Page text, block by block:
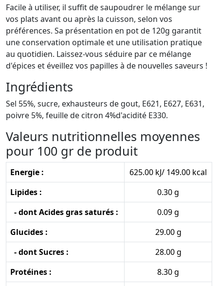
Facile à utiliser, il suffit de saupoudrer le mélange sur
vos plats avant ou après la cuisson, selon vos
préférences. Sa présentation en pot de 120g garantit
une conservation optimale et une utilisation pratique
au quotidien. Laissez-vous séduire par ce mélange
d'épices et éveillez vos papilles à de nouvelles saveurs !
Ingrédients
Sel 55%, sucre, exhausteurs de gout, E621, E627, E631,
poivre 5%, feuille de citron 4%d'acidité E330.
Valeurs nutritionnelles moyennes
pour 100 gr de produit
Energie :
625.00 kJ/ 149.00 kcal
Lipides :
0.30 g
- dont Acides gras saturés :
0.09 g
Glucides :
29.00 g
- dont Sucres :
28.00 g
Protéines :
8.30 g